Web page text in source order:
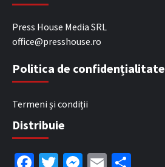
Press House Media SRL
office@presshouse.ro
Politica de confidențialitate
Termeni și condiții
Distribuie